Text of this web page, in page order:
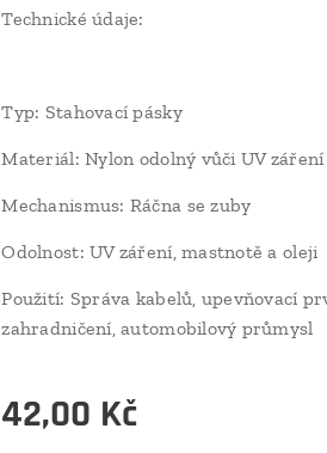
Technické údaje:
Typ: Stahovací pásky
Materiál: Nylon odolný vůči UV záření
Mechanismus: Ráčna se zuby
Odolnost: UV záření, mastnotě a oleji
Použití: Správa kabelů, upevňovací
zahradničení, automobilový průmysl
42,00 Kč